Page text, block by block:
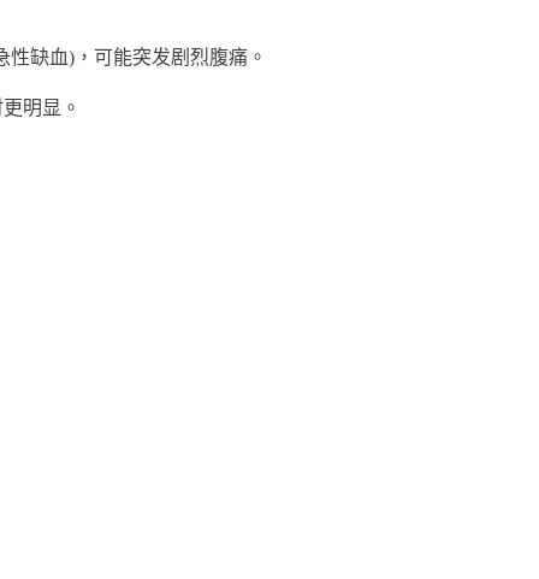
缺血)，可能突发剧烈腹痛。
明显。